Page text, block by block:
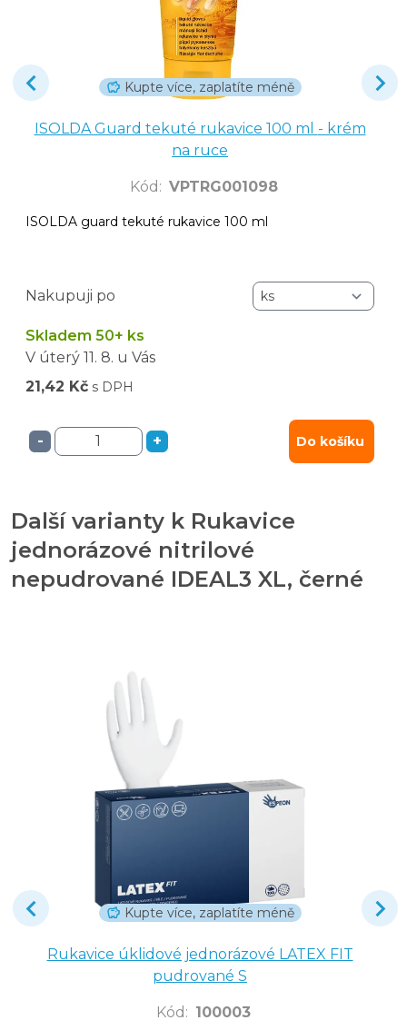
Kupte více, zaplatíte méně
ISOLDA Guard tekuté rukavice 100 ml - krém
na ruce
Kód : VPTRG001098
ISOLDA guard tekuté rukavice 100 ml
Nakupuji po
Skladem 50+ ks
V úterý 11. 8. u Vás
21,42 Kč s DPH
- + Do košíku
Další varianty k Rukavice
jednorázové nitrilové
nepudrované IDEAL3 XL, černé
Kupte více, zaplatíte méně
Rukavice úklidové jednorázové LATEX FIT
pudrované S
Kód : 100003